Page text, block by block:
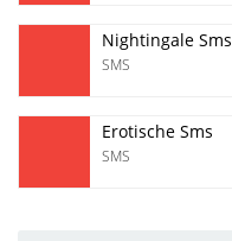
Nightingale Sms
SMS
Erotische Sms
SMS